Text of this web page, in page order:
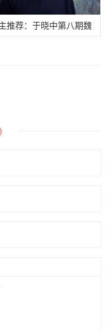
推荐：于晓中第八期魏